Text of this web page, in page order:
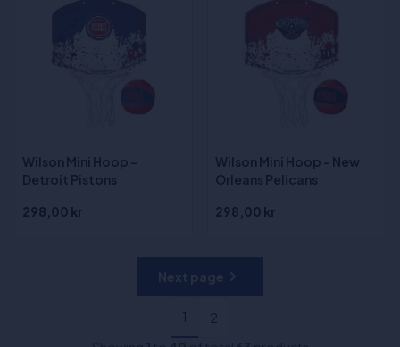
Wilson Mini Hoop -
Detroit Pistons
298,00 kr
Wilson Mini Hoop - New
Orleans Pelicans
298,00 kr
1
2